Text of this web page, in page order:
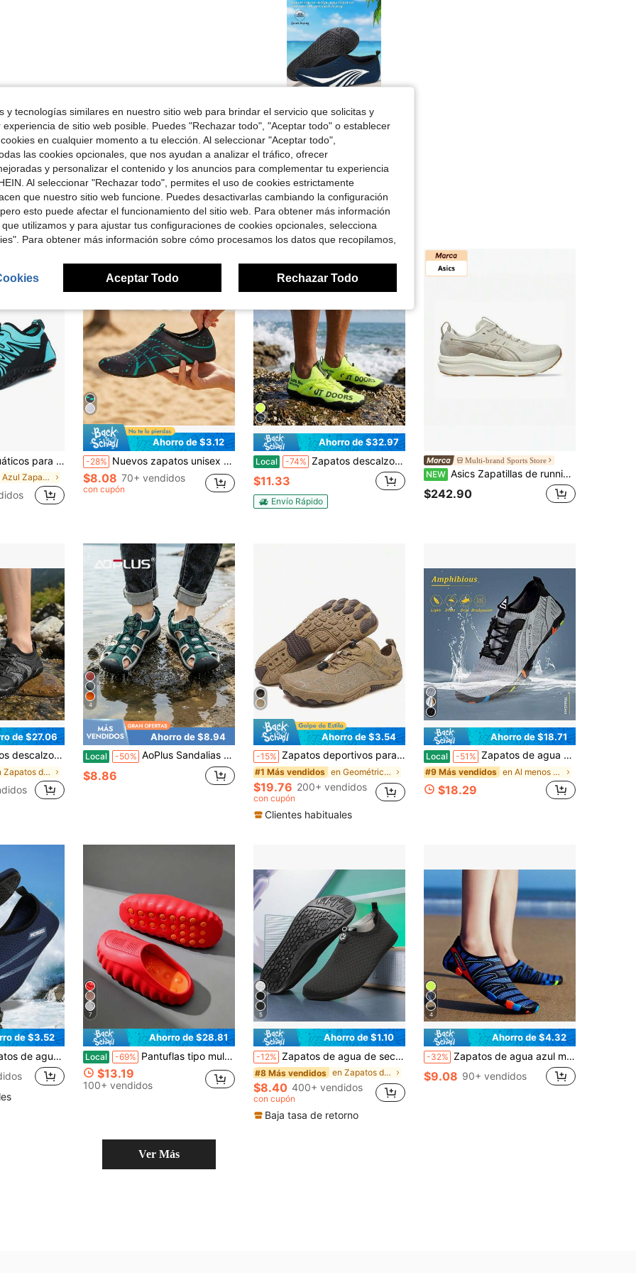
conjuntos
acuáticos, secado rápido, descalzo, buceo, surf, caminar
en Azul Zapatos al aire libre para hombres
Ahorro de $3.12
-28% Nuevos zapatos unisex multifunción para caminar, zapatos para arroyo, zapatos de agua, zapatos de playa, zapatos de océano, zapatos de yoga, zapatos de baile, zapatos de playa descalzos, zapatos de natación
$8.08 70+ vendidos
con cupón
Ahorro de $32.97
Local -74% Zapatos descalzos de senderismo para mujer, antideslizantes, para agua, para hombre y mujer, para fitness, para exteriores, para caminar y nadar.
$11.33
Envío Rápido
Multi-brand Sports Store
NEW Asics Zapatillas de running GEL-KAYANO 33 para hombre de caña baja 1011C167-250
$242.90
de $27.06
de verano para playa, arena, zapatos deportivos para surfear y nadar.
en Zapatos de agua para hombres
4
Ahorro de $8.94
Local -50% AoPlus Sandalias de exterior con punta cerrada para hombre, parte superior de PU transpirable, suela de goma antideslizante, correa ajustable, zapatillas de senderismo acuático para playa y trekking
$8.86
Ahorro de $3.54
-15% Zapatos deportivos para fitness, zapatos para exteriores/playa/natación
#1 Más vendidos en Geométrico Zapatos al aire libre para hombres
$19.76 200+ vendidos
con cupón
Clientes habituales
Ahorro de $18.71
Local -51% Zapatos de agua para hombres, calcetines acuáticos transpirables y de secado rápido, zapatos de playa ligeros y antideslizantes para deportes acuáticos, surf, yoga y caminar a diario, gris claro
#9 Más vendidos en Al menos 50% de descuento Zapatos de agua para
$18.29
de $3.52
zapatos de buceo, zapatos de agua antideslizantes y ligeros, zapatos para esnórquel
7
Ahorro de $28.81
Local -69% Pantuflas tipo mule con punta cerrada y puntos de masaje para hombre, sandalias casuales, pantuflas de masaje con suela de nube a la moda para hombre, estilo para parejas, pantuflas casuales para exteriores
$13.19
100+ vendidos
5
Ahorro de $1.10
-12% Zapatos de agua de secado rápido unisex - Calcetines de agua transpirables sin pies para hombres, zapatos de natación con diseño a rayas para playa, surf, yoga, fitness, natación - Ligeros y comprimibles, accesorios de natación, diseño de calzado de moda
#8 Más vendidos en Zapatos de agua para hombres
$8.40 400+ vendidos
con cupón
Baja tasa de retorno
4
Ahorro de $4.32
-32% Zapatos de agua azul marino unisex, zapatos casuales deportivos para hombres para nadar, calcetines de playa, zapatos de agua antideslizantes para senderismo, vacaciones, viajes, yoga, pesca
$9.08 90+ vendidos
Ver Más
y tecnologías similares en nuestro sitio web para brindar el servicio que solicitas y
de sitio web posible. Puedes "Rechazar todo", "Aceptar todo" o establecer
en cualquier momento a tu elección. Al seleccionar "Aceptar todo",
las cookies opcionales, que nos ayudan a analizar el tráfico, ofrecer
y personalizar el contenido y los anuncios para complementar tu experiencia
Al seleccionar "Rechazar todo", permites el uso de cookies estrictamente
que nuestro sitio web funcione. Puedes desactivarlas cambiando la configuración
esto puede afectar el funcionamiento del sitio web. Para obtener más información
utilizamos y para ajustar tus configuraciones de cookies opcionales, selecciona
Para obtener más información sobre cómo procesamos los datos que recopilamos,
Aceptar Todo Rechazar Todo